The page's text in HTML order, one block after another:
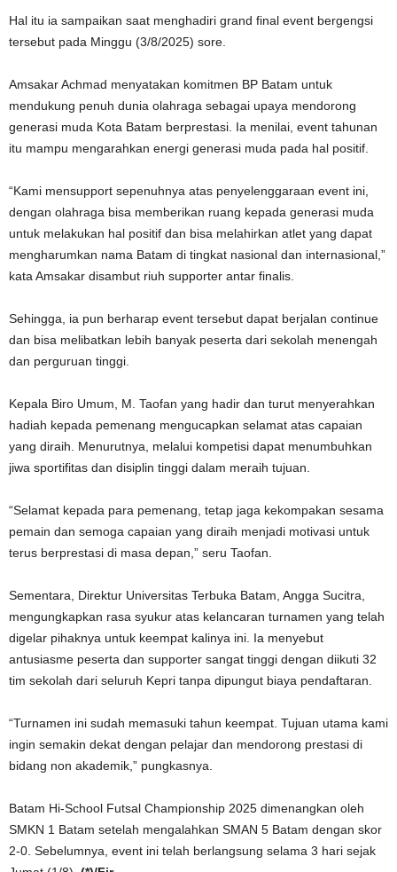
Hal itu ia sampaikan saat menghadiri grand final event bergengsi
tersebut pada Minggu (3/8/2025) sore.
Amsakar Achmad menyatakan komitmen BP Batam untuk
mendukung penuh dunia olahraga sebagai upaya mendorong
generasi muda Kota Batam berprestasi. Ia menilai, event tahunan
itu mampu mengarahkan energi generasi muda pada hal positif.
“Kami mensupport sepenuhnya atas penyelenggaraan event ini,
dengan olahraga bisa memberikan ruang kepada generasi muda
untuk melakukan hal positif dan bisa melahirkan atlet yang dapat
mengharumkan nama Batam di tingkat nasional dan internasional,”
kata Amsakar disambut riuh supporter antar finalis.
Sehingga, ia pun berharap event tersebut dapat berjalan continue
dan bisa melibatkan lebih banyak peserta dari sekolah menengah
dan perguruan tinggi.
Kepala Biro Umum, M. Taofan yang hadir dan turut menyerahkan
hadiah kepada pemenang mengucapkan selamat atas capaian
yang diraih. Menurutnya, melalui kompetisi dapat menumbuhkan
jiwa sportifitas dan disiplin tinggi dalam meraih tujuan.
“Selamat kepada para pemenang, tetap jaga kekompakan sesama
pemain dan semoga capaian yang diraih menjadi motivasi untuk
terus berprestasi di masa depan,” seru Taofan.
Sementara, Direktur Universitas Terbuka Batam, Angga Sucitra,
mengungkapkan rasa syukur atas kelancaran turnamen yang telah
digelar pihaknya untuk keempat kalinya ini. Ia menyebut
antusiasme peserta dan supporter sangat tinggi dengan diikuti 32
tim sekolah dari seluruh Kepri tanpa dipungut biaya pendaftaran.
“Turnamen ini sudah memasuki tahun keempat. Tujuan utama kami
ingin semakin dekat dengan pelajar dan mendorong prestasi di
bidang non akademik,” pungkasnya.
Batam Hi-School Futsal Championship 2025 dimenangkan oleh
SMKN 1 Batam setelah mengalahkan SMAN 5 Batam dengan skor
2-0. Sebelumnya, event ini telah berlangsung selama 3 hari sejak